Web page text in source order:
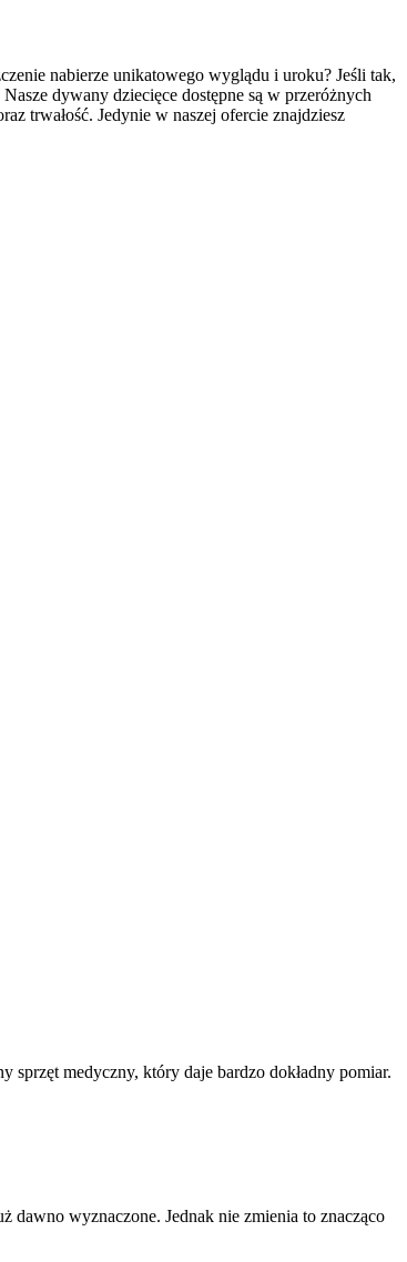
nabierze unikatowego wyglądu i uroku? Jeśli tak,
dywany dziecięce dostępne są w przeróżnych
trwałość. Jedynie w naszej ofercie znajdziesz
medyczny, który daje bardzo dokładny pomiar.
dawno wyznaczone. Jednak nie zmienia to znacząco